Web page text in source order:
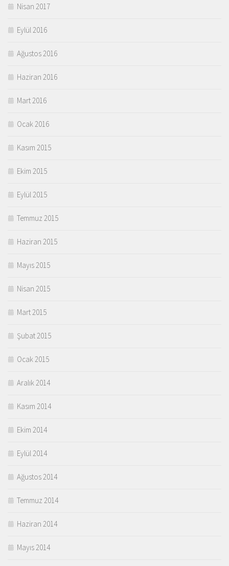
Nisan 2017
Eylül 2016
Ağustos 2016
Haziran 2016
Mart 2016
Ocak 2016
Kasım 2015
Ekim 2015
Eylül 2015
Temmuz 2015
Haziran 2015
Mayıs 2015
Nisan 2015
Mart 2015
Şubat 2015
Ocak 2015
Aralık 2014
Kasım 2014
Ekim 2014
Eylül 2014
Ağustos 2014
Temmuz 2014
Haziran 2014
Mayıs 2014